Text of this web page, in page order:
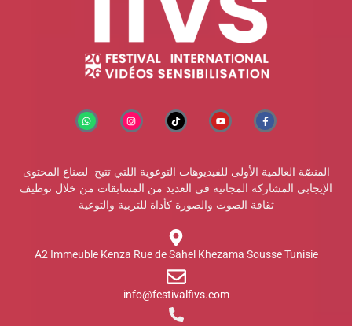
المنصّة العالمية الأولى للفيديوهات التوعوية اللتي تتيح لصناع المحتوى
الإيجابي المشاركة المجانية في العديد من المسابقات من خلال توظيف
ثقافة الصوت والصورة كأداة للتربية والتوعية
A2 Immeuble Kenza Rue de Sahel Khezama Sousse Tunisie
info@festivalfivs.com